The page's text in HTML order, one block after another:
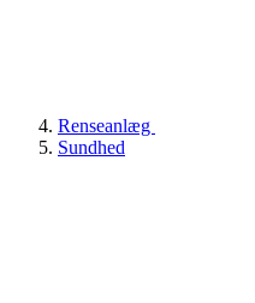
Renseanlæg
Sundhed